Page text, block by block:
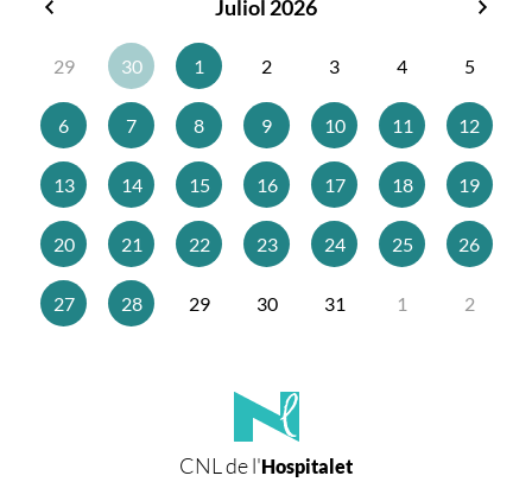
Juliol 2026
29
30 1 2 3 4 5
6 7 8 9 10 11 12
13 14 15 16 17 18 19
20 21 22 23 24 25 26
27 28 29 30 31 1 2
CNL de l'Hospitalet